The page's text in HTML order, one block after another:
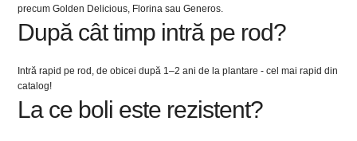
precum Golden Delicious, Florina sau Generos.
După cât timp intră pe rod?
Intră rapid pe rod, de obicei după 1–2 ani de la plantare - cel mai rapid din
catalog!
La ce boli este rezistent?